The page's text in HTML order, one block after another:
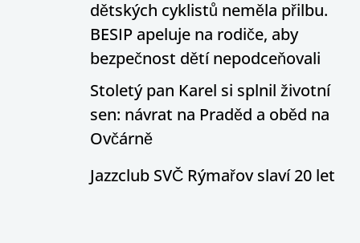
dětských cyklistů neměla přilbu.
BESIP apeluje na rodiče, aby
bezpečnost dětí nepodceňovali
Stoletý pan Karel si splnil životní
sen: návrat na Praděd a oběd na
Ovčárně
Jazzclub SVČ Rýmařov slaví 20 let